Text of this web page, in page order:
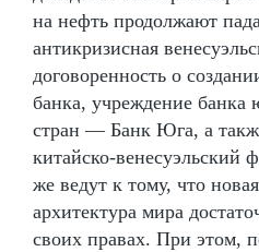
на нефть продолжают
антикризисная
договоренность о
банка, учреждение банка
стран — Банк Юга, а
китайско-венесуэльский
же ведут к тому, что
архитектура мира
своих правах. При этом,